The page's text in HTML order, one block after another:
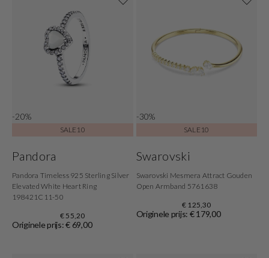
-20%
SALE10
Pandora
Pandora Timeless 925 Sterling Silver
Elevated White Heart Ring
198421C11-50
€ 55,20
Originele prijs: € 69,00
-30%
SALE10
Swarovski
Swarovski Mesmera Attract Gouden
Open Armband 5761638
€ 125,30
Originele prijs: € 179,00